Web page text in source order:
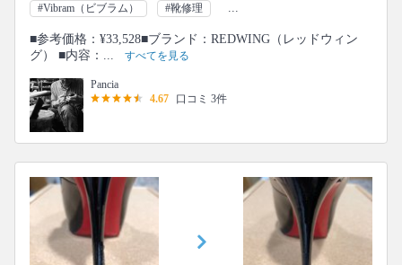
#Vibram（ビブラム）
#靴修理 ...
■参考価格：¥33,528■ブランド：REDWING（レッドウィン
グ） ■内容：...
すべてを見る
Pancia
4.67
口コミ 3件